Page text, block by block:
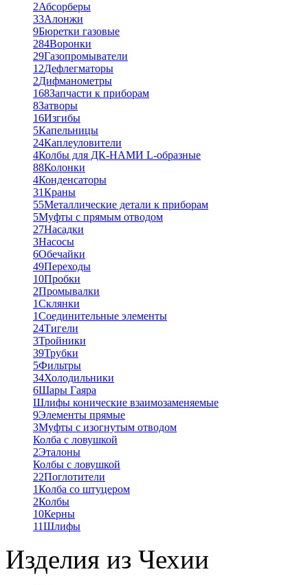
2Абсорберы
33Алонжи
9Бюретки газовые
284Воронки
29Газопромыватели
12Дефлегматоры
2Дифманометры
168Запчасти к приборам
8Затворы
16Изгибы
5Капельницы
24Каплеуловители
4Колбы для ДК-НАМИ L-образные
88Колонки
4Конденсаторы
31Краны
55Металлические детали к приборам
5Муфты с прямым отводом
27Насадки
3Насосы
6Обечайки
49Переходы
10Пробки
2Промывалки
1Склянки
1Соединительные элементы
24Тигели
3Тройники
39Трубки
5Фильтры
34Холодильники
6Шары Гаяра
Шлифы конические взаимозаменяемые
9Элементы прямые
3Муфты с изогнутым отводом
Колба с ловушкой
2Эталоны
Колбы с ловушкой
22Поглотители
1Колба со штуцером
2Колбы
10Керны
11Шлифы
Изделия из Чехии